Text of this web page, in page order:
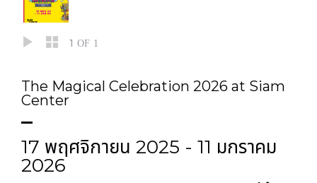
1 OF 1
The Magical Celebration 2026 at Siam
Center
17 พฤศจิกายน 2025 - 11 มกราคม
2026